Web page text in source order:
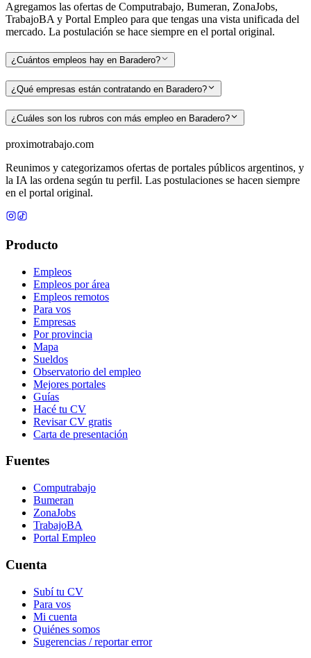
Agregamos las ofertas de Computrabajo, Bumeran, ZonaJobs,
TrabajoBA y Portal Empleo para que tengas una vista unificada del
mercado. La postulación se hace siempre en el portal original.
¿Cuántos empleos hay en Baradero?
¿Qué empresas están contratando en Baradero?
¿Cuáles son los rubros con más empleo en Baradero?
proximotrabajo.com
Reunimos y categorizamos ofertas de portales públicos argentinos, y
la IA las ordena según tu perfil. Las postulaciones se hacen siempre
en el portal original.
Producto
Empleos
Empleos por área
Empleos remotos
Para vos
Empresas
Por provincia
Mapa
Sueldos
Observatorio del empleo
Mejores portales
Guías
Hacé tu CV
Revisar CV gratis
Carta de presentación
Fuentes
Computrabajo
Bumeran
ZonaJobs
TrabajoBA
Portal Empleo
Cuenta
Subí tu CV
Para vos
Mi cuenta
Quiénes somos
Sugerencias / reportar error